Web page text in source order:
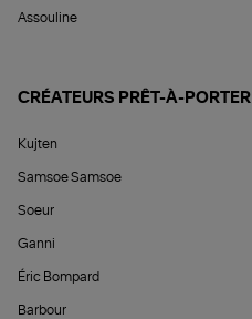
Assouline
CRÉATEURS PRÊT-À-PORTER
Kujten
Samsoe Samsoe
Soeur
Ganni
Éric Bompard
Barbour